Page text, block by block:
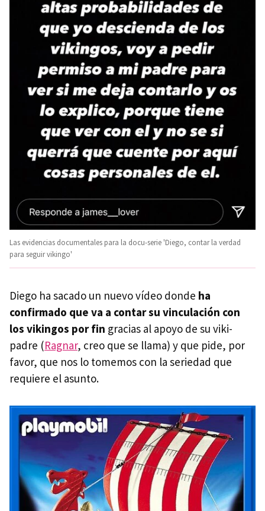
Las evidencias documentales para la docu-serie 'Diego, contar la verdad
para seguir vikingo'
Diego ha sacado un nuevo vídeo donde ha
confirmado que va a contar su vinculación con
los vikingos por fin gracias al apoyo de su viki-
padre (Ragnar, creo que se llama) y que pide, por
favor, que nos lo tomemos con la seriedad que
requiere el asunto.